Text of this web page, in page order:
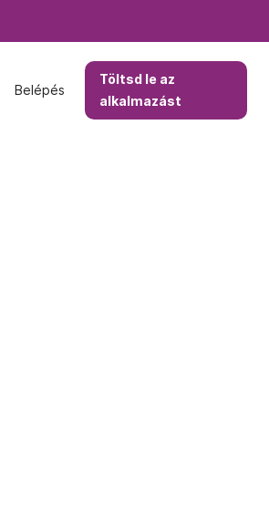
Belépés
Töltsd le az
alkalmazást
Belépés
Töltsd le az
alkalmazást